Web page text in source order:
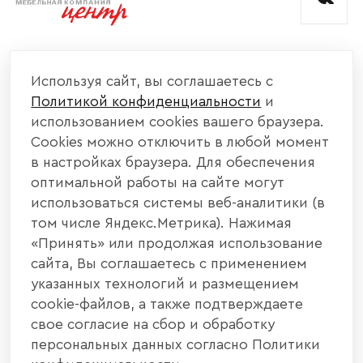
КАТАЛОГ МЕБЕЛИ
ИНФОРМАЦИЯ
НАШИ КОНТАКТЫ
+7 800 700 20 58
440004, г. Пенза, ул. Рябова, д. 31
info@interier-center.ru
Используя сайт, вы соглашаетесь с
Политикой конфиденциальности и
использованием cookies вашего браузера.
Cookies можно отключить в любой момент
в настройках браузера. Для обеспечения
оптимальной работы на сайте могут
использоваться системы веб-аналитики (в
том числе Яндекс.Метрика). Нажимая
«Принять» или продолжая использование
сайта, Вы соглашаетесь с применением
указанных технологий и размещением
cookie-файлов, а также подтверждаете
свое согласие на сбор и обработку
персональных данных согласно Политики